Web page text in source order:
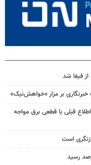
از فیفا شد
بر مزار «خواهش‌نیک»
قبلی با قطعی برق مواجه
است